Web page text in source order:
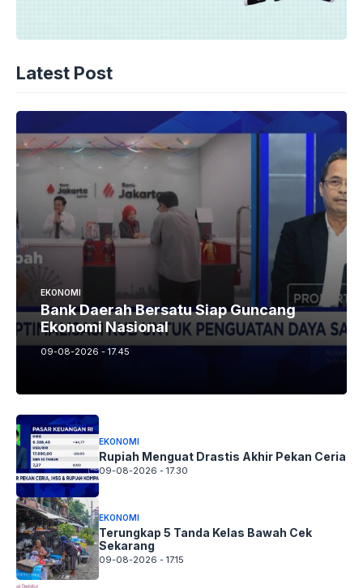
Latest Post
EKONOMI
Bank Daerah Bersatu Siap Guncang
Ekonomi Nasional
09-08-2026 - 17.45
EKONOMI
Rupiah Menguat Drastis Akhir Pekan Ceria
09-08-2026 - 17.30
EKONOMI
Terungkap 5 Tanda Kelas Bawah Cek
Sekarang
09-08-2026 - 17.15